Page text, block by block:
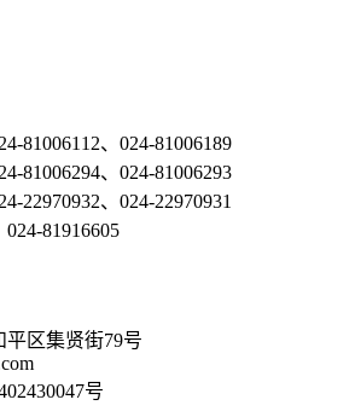
81006112、024-81006189
81006294、024-81006293
22970932、024-22970931
81916605
区集贤街79号
号